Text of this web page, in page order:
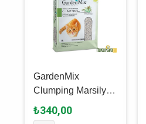
GardenMix
Clumping Marsilya
Sabun Kokulu
Bentonit Kedi Kumu
₺340,00